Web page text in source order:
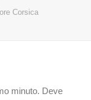
Corsica
minuto. Deve